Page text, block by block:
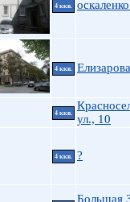
4 ккв.
4 ккв.
4 ккв.
ул., 10
4 ккв. ?
Большая